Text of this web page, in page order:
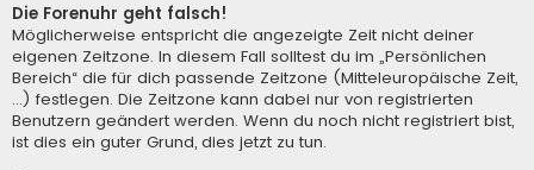
Die Forenuhr geht falsch!
Möglicherweise entspricht die angezeigte Zeit nicht deiner
eigenen Zeitzone. In diesem Fall solltest du im „Persönlichen
Bereich“ die für dich passende Zeitzone (Mitteleuropäische Zeit,
...) festlegen. Die Zeitzone kann dabei nur von registrierten
Benutzern geändert werden. Wenn du noch nicht registriert bist,
ist dies ein guter Grund, dies jetzt zu tun.